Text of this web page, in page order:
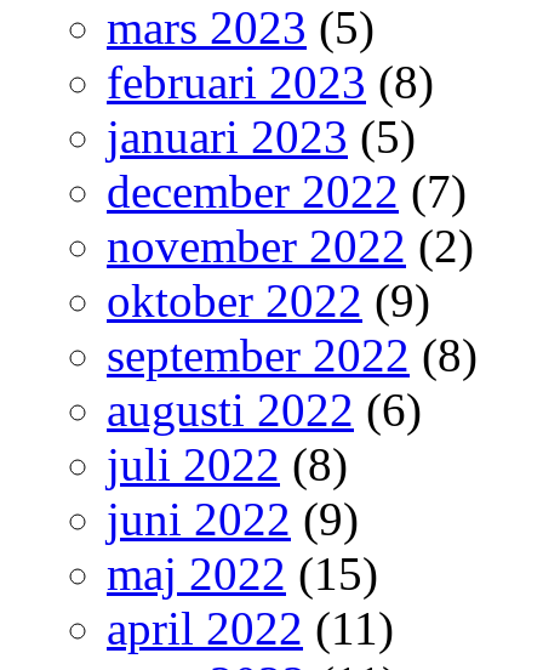
mars 2023 (5)
februari 2023 (8)
januari 2023 (5)
december 2022 (7)
november 2022 (2)
oktober 2022 (9)
september 2022 (8)
augusti 2022 (6)
juli 2022 (8)
juni 2022 (9)
maj 2022 (15)
april 2022 (11)